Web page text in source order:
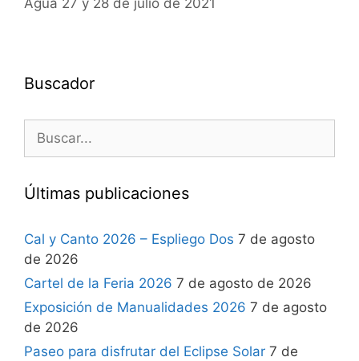
Agua 27 y 28 de julio de 2021
Buscador
Últimas publicaciones
Cal y Canto 2026 – Espliego Dos 7 de agosto
de 2026
Cartel de la Feria 2026 7 de agosto de 2026
Exposición de Manualidades 2026 7 de agosto
de 2026
Paseo para disfrutar del Eclipse Solar 7 de